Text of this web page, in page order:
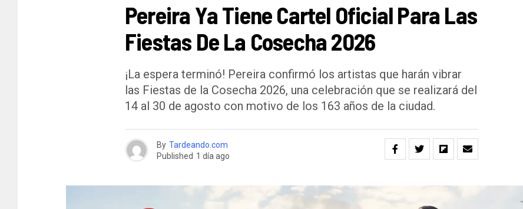
Pereira Ya Tiene Cartel Oficial Para Las
Fiestas De La Cosecha 2026
¡La espera terminó! Pereira confirmó los artistas que harán vibrar
las Fiestas de la Cosecha 2026, una celebración que se realizará del
14 al 30 de agosto con motivo de los 163 años de la ciudad.
By Tardeando.com
Published 1 día ago